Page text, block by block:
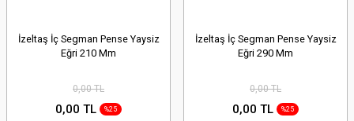
İzeltaş İç Segman Pense Yaysiz
Eğri 210 Mm
0,00 TL
0,00 TL %25
İzeltaş İç Segman Pense Yaysiz
Eğri 290 Mm
0,00 TL
0,00 TL %25